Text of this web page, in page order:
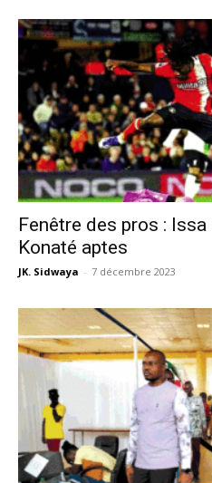
Fenêtre des pros :
Konaté aptes
JK. Sidwaya - 7 décembre 2023